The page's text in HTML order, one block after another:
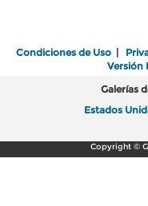
Condiciones de Uso |
Versión
Galerías
Estados
Copyright ©